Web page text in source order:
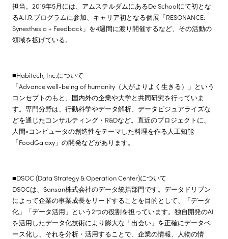
担当。2019年5月には、アムステルダムにあるDe Schoolにて初とな
るA.I.R.プログラムに参加、キャリア初となる個展「RESONANCE:
Synesthesia + Feedback」を4週間に渡り開催するなど、その活動の
領域を拡げている。
■Habitech, Inc.について
「Advance well-being of humanity（人がよりよく生きる）」という
コンセプトのもと、国内外の企業や大学と共同研究を行っていま
す。専門分野は、行動科学やデータ解析、データビジュアライズな
どを通じたコンサルティング・R&Dなど。直近のプロジェクトに、
人間×コンピュータの創造性をテーマした料理を作る人工知能
「FoodGalaxy」の開発などがあります。
■DSOC (Data Strategy & Operation Center)について
DSOCは、Sansan株式会社のデータ統括部門です。データドリブン
によって企業の事業成長をリードすることを目的として、「データ
化」「データ活用」という2つの役割を担っています。独自開発のAI
を活用したデータ化技術により膨大な「出会い」を正確にデータベ
ース化し、それを分析・活用することで、企業の情報、人物の情